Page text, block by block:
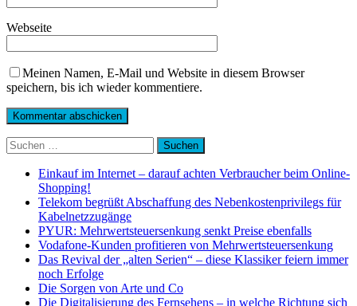
Webseite
Meinen Namen, E-Mail und Website in diesem Browser
speichern, bis ich wieder kommentiere.
Suchen
nach:
Einkauf im Internet – darauf achten Verbraucher beim Online-
Shopping!
Telekom begrüßt Abschaffung des Nebenkostenprivilegs für
Kabelnetzzugänge
PYUR: Mehrwertsteuersenkung senkt Preise ebenfalls
Vodafone-Kunden profitieren von Mehrwertsteuersenkung
Das Revival der „alten Serien“ – diese Klassiker feiern immer
noch Erfolge
Die Sorgen von Arte und Co
Die Digitalisierung des Fernsehens – in welche Richtung sich